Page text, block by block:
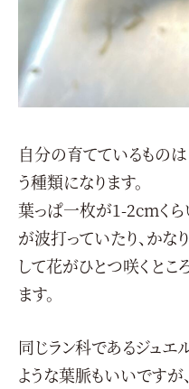
自分の育てているものは
う種類になります。
葉っぱ一枚が1-2cmくら
が波打っていたり、か
して花がひとつ咲くと
ます。
同じラン科であるジュエ
ような葉脈もいいですが